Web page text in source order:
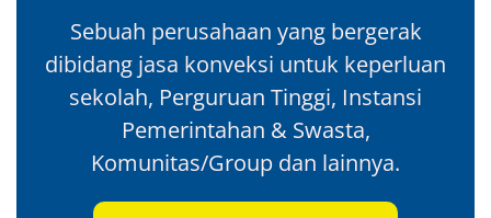
Sebuah perusahaan yang bergerak
dibidang jasa konveksi untuk keperluan
sekolah, Perguruan Tinggi, Instansi
Pemerintahan & Swasta,
Komunitas/Group dan lainnya.